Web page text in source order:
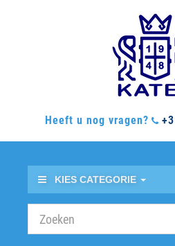
Heeft u nog vragen?
KIES CATEGORIE